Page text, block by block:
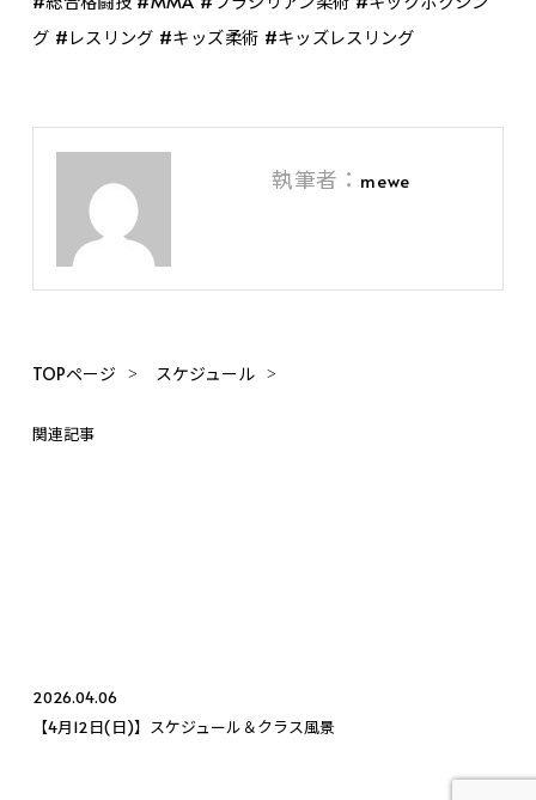
グ #レスリング #キッズ柔術 #キッズレスリング
執筆者： mewe
TOPページ スケジュール
関連記事
2026.04.06
【4月12日(日)】スケジュール＆クラス風景